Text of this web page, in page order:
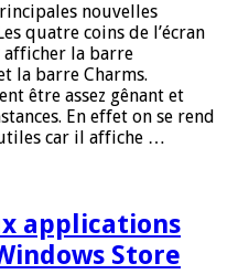
nouvelles
quatre coins de l’écran
la barre
la barre Charms.
être assez gênant et
En effet on se rend
car il affiche …
applications
Store